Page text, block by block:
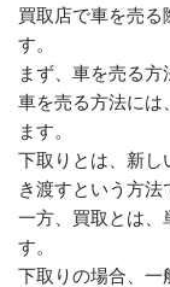
買取店で車を売る
す。
まず、車を売る方
車を売る方法には
ます。
下取りとは、新し
き渡すという方法
一方、買取とは、
す。
下取りの場合、一